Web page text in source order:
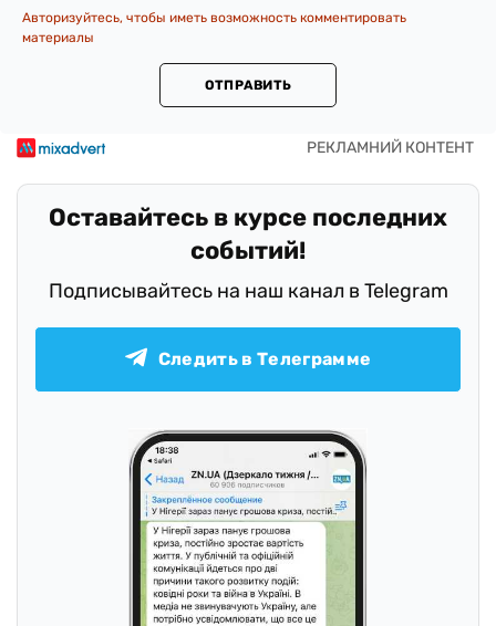
Авторизуйтесь, чтобы иметь возможность комментировать
материалы
ОТПРАВИТЬ
Оставайтесь в курсе последних
событий!
Подписывайтесь на наш канал в Telegram
Следить в Телеграмме